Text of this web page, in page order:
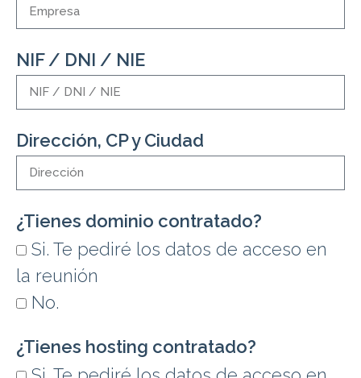
NIF / DNI / NIE
Dirección, CP y Ciudad
¿Tienes dominio contratado?
Si. Te pediré los datos de acceso en
la reunión
No.
¿Tienes hosting contratado?